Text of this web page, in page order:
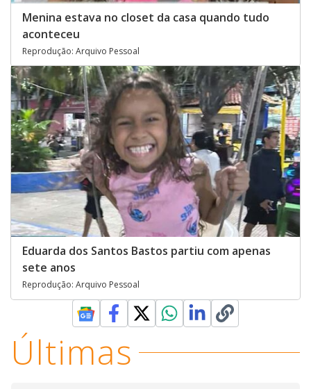
Menina estava no closet da casa quando tudo
aconteceu
Reprodução: Arquivo Pessoal
Eduarda dos Santos Bastos partiu com apenas
sete anos
Reprodução: Arquivo Pessoal
Últimas